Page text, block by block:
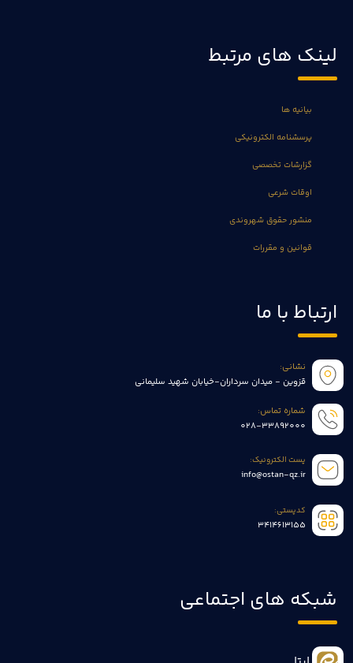
لینک های مرتبط
بیانیه ها
پرسشنامه الکترونیکی
گزارشات تخصصی
اوقات شرعی
منشور حقوق شهروندی
قوانین و مقررات
ارتباط با ما
نشانی:
قزوین - میدان سرداران-خیابان شهید سلیمانی
شماره تماس:
028-33892000
پست الکترونیک:
info@ostan-qz.ir
کدپستی:
3414613155
شبکه های اجتماعی